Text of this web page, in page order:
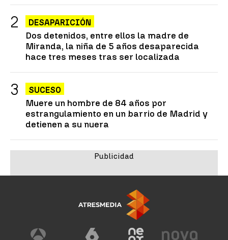
DESAPARICIÓN
Dos detenidos, entre ellos la madre de
Miranda, la niña de 5 años desaparecida
hace tres meses tras ser localizada
SUCESO
Muere un hombre de 84 años por
estrangulamiento en un barrio de Madrid y
detienen a su nuera